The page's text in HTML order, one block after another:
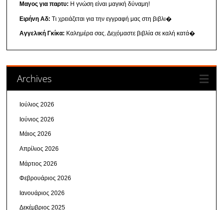
Μαγος για παρτυ: Η γνώση είναι μαγική δύναμη!
Ειρήνη Αδ: Τι χρειάζεται για την εγγραφή μας στη βιβλι�
Αγγελική Γκίκα: Καλημέρα σας. Δεχόμαστε βιβλία σε καλή κατά�
Archives
Ιούλιος 2026
Ιούνιος 2026
Μάιος 2026
Απρίλιος 2026
Μάρτιος 2026
Φεβρουάριος 2026
Ιανουάριος 2026
Δεκέμβριος 2025